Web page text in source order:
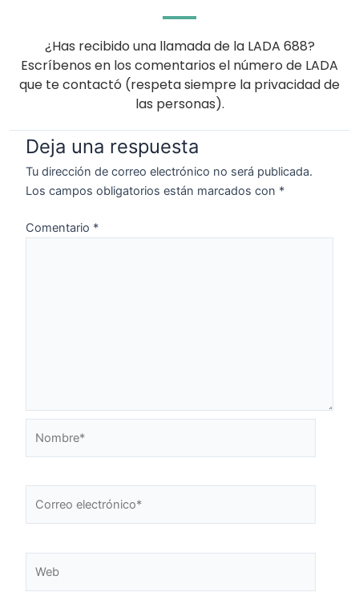
¿Has recibido una llamada de la LADA 688?
Escríbenos en los comentarios el número de LADA
que te contactó (respeta siempre la privacidad de
las personas).
Deja una respuesta
Tu dirección de correo electrónico no será publicada.
Los campos obligatorios están marcados con *
Comentario *